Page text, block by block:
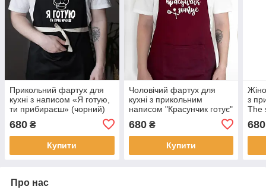
Прикольний фартух для
кухні з написом «Я готую,
ти прибираєш» (чорний)
680 ₴
Купити
Чоловічий фартух для
кухні з прикольним
написом "Красунчик готує"
680₴
Купити
з
The
680
Про нас